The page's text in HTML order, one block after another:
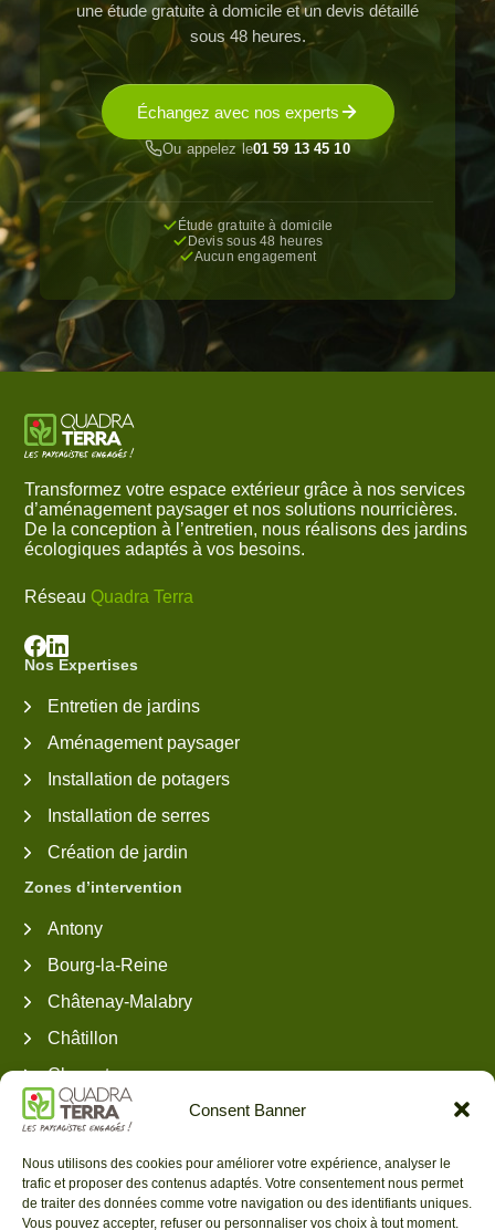
Consent Banner
Nous utilisons des cookies pour améliorer votre expérience, analyser le
trafic et proposer des contenus adaptés. Votre consentement nous permet
de traiter des données comme votre navigation ou des identifiants uniques.
Vous pouvez accepter, refuser ou personnaliser vos choix à tout moment.
une étude gratuite à domicile et un devis détaillé
sous 48 heures.
Échangez avec nos experts
Ou appelez le01 59 13 45 10
Étude gratuite à domicile
Devis sous 48 heures
Aucun engagement
Transformez votre espace extérieur grâce à nos services
d’aménagement paysager et nos solutions nourricières.
De la conception à l’entretien, nous réalisons des jardins
écologiques adaptés à vos besoins.
Réseau Quadra Terra
Zones d’intervention
Antony
Bourg-la-Reine
Châtenay-Malabry
Châtillon
Clamart
Fontenay-aux-Roses
Plessis Robinson
Nos Expertises
Entretien de jardins
Aménagement paysager
Installation de potagers
Installation de serres
Création de jardin
Contactez-nous